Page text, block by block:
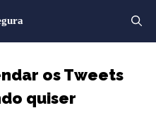
os Tweets
quiser